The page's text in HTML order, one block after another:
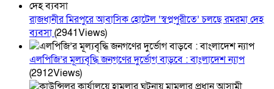
রাজধানীর মিরপুরে আবাসিক হোটেল ‘স্বপ্নপুরীতে’ চলছে রমরমা দেহ
ব্যবসা(2941Views)
এলপিজি’র মূল্যবৃদ্ধি জনগণের দুর্ভোগ বাড়বে : বাংলাদেশ ন্যাপ
(2912Views)